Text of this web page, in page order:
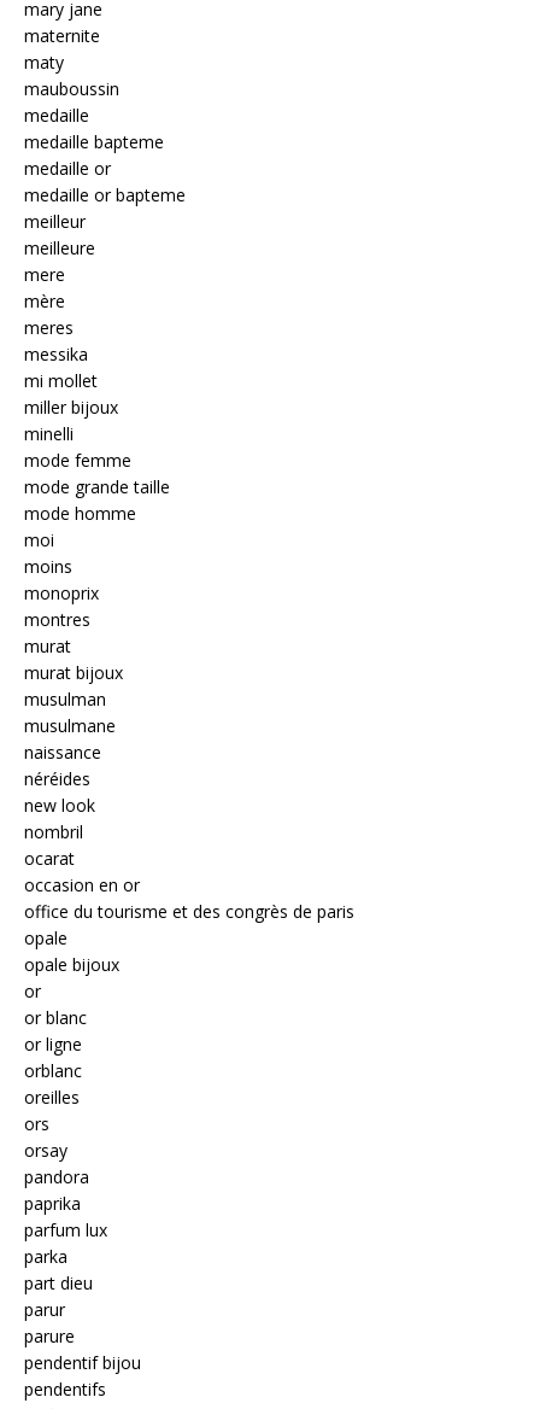
mary jane
maternite
maty
mauboussin
medaille
medaille bapteme
medaille or
medaille or bapteme
meilleur
meilleure
mere
mère
meres
messika
mi mollet
miller bijoux
minelli
mode femme
mode grande taille
mode homme
moi
moins
monoprix
montres
murat
murat bijoux
musulman
musulmane
naissance
néréides
new look
nombril
ocarat
occasion en or
office du tourisme et des congrès de paris
opale
opale bijoux
or
or blanc
or ligne
orblanc
oreilles
ors
orsay
pandora
paprika
parfum lux
parka
part dieu
parur
parure
pendentif bijou
pendentifs